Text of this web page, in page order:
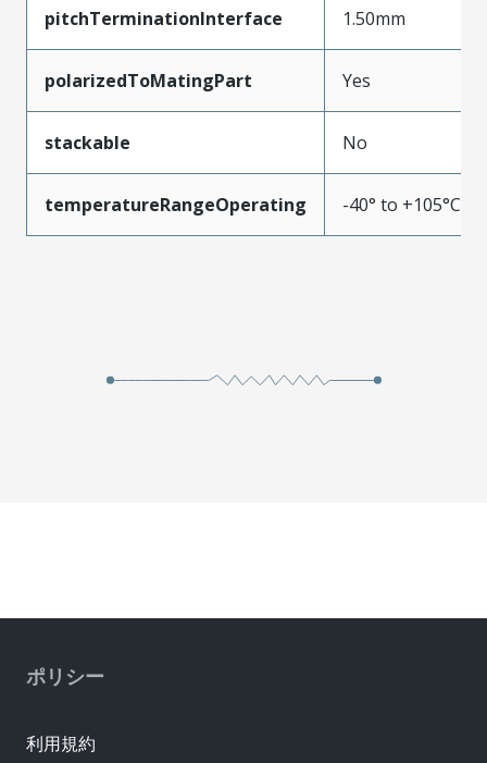
pitchTerminationInterface 1.50mm
polarizedToMatingPart Yes
stackable No
temperatureRangeOperating -40° to +105°C
ポリシー
利用規約